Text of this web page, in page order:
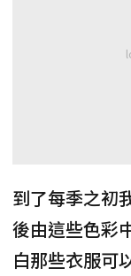
到了每季之初
後由這些色彩
白那些衣服可